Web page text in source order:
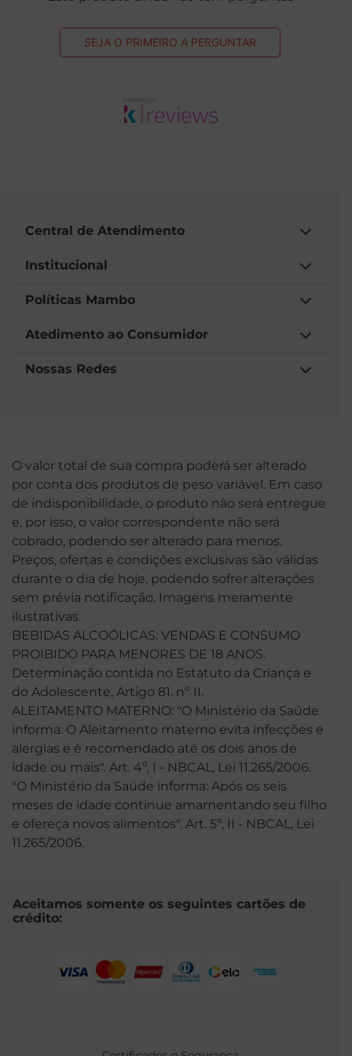
SEJA O PRIMEIRO A PERGUNTAR
Central de Atendimento
Institucional
Políticas Mambo
Atedimento ao Consumidor
Nossas Redes
O valor total de sua compra poderá ser alterado
por conta dos produtos de peso variável. Em caso
de indisponibilidade, o produto não será entregue
e, por isso, o valor correspondente não será
cobrado, podendo ser alterado para menos.
Preços, ofertas e condições exclusivas são válidas
durante o dia de hoje, podendo sofrer alterações
sem prévia notificação. Imagens meramente
ilustrativas.
BEBIDAS ALCOÓLICAS: VENDAS E CONSUMO
PROIBIDO PARA MENORES DE 18 ANOS.
Determinação contida no Estatuto da Criança e
do Adolescente, Artigo 81. nº II.
ALEITAMENTO MATERNO: "O Ministério da Saúde
informa: O Aleitamento materno evita infecções e
alergias e é recomendado até os dois anos de
idade ou mais". Art. 4º, I - NBCAL, Lei 11.265/2006.
"O Ministério da Saúde informa: Após os seis
meses de idade continue amamentando seu filho
e ofereça novos alimentos". Art. 5º, II - NBCAL, Lei
11.265/2006.
Aceitamos somente os seguintes cartões de
crédito: